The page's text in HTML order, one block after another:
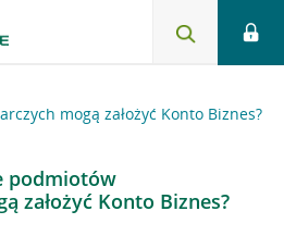
mogą założyć Konto Biznes?
podmiotów
założyć Konto Biznes?